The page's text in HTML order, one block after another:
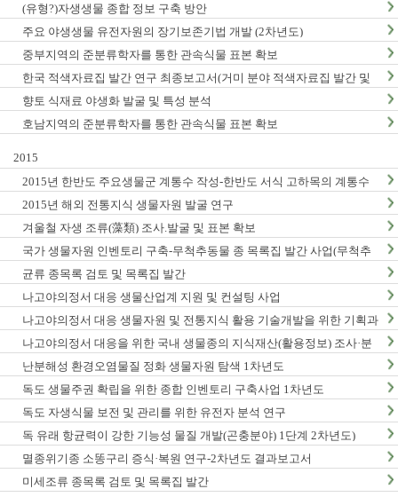
(유형?)자생생물 종합 정보 구축 방안
주요 야생생물 유전자원의 장기보존기법 개발 (2차년도)
중부지역의 준분류학자를 통한 관속식물 표본 확보
한국 적색자료집 발간 연구 최종보고서(거미 분야 적색자료집 발간 및
적색목록집 영문판 개정)
향토 식재료 야생화 발굴 및 특성 분석
호남지역의 준분류학자를 통한 관속식물 표본 확보
2015
2015년 한반도 주요생물군 계통수 작성-한반도 서식 고하목의 계통수
작성 및 DNA바코드 연구 (1차년도) 최종 결과보고서
2015년 해외 전통지식 생물자원 발굴 연구
겨울철 자생 조류(藻類) 조사.발굴 및 표본 확보
국가 생물자원 인벤토리 구축-무척추동물 종 목록집 발간 사업(무척추
동물-Ⅵ,Ⅶ)
균류 종목록 검토 및 목록집 발간
나고야의정서 대응 생물산업계 지원 및 컨설팅 사업
나고야의정서 대응 생물자원 및 전통지식 활용 기술개발을 위한 기획과
제
나고야의정서 대응을 위한 국내 생물종의 지식재산(활용정보) 조사·분
석 연구(3차년도)
난분해성 환경오염물질 정화 생물자원 탐색 1차년도
독도 생물주권 확립을 위한 종합 인벤토리 구축사업 1차년도
독도 자생식물 보전 및 관리를 위한 유전자 분석 연구
독 유래 항균력이 강한 기능성 물질 개발(곤충분야) 1단계 2차년도)
멸종위기종 소똥구리 증식·복원 연구-2차년도 결과보고서
미세조류 종목록 검토 및 목록집 발간